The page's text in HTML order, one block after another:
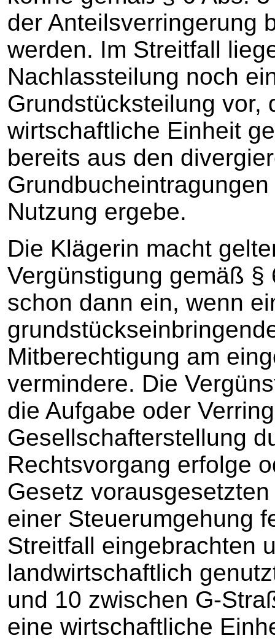
der Anteilsverringerung
werden. Im Streitfall
Nachlassteilung noch
Grundstücksteilung vor,
wirtschaftliche Einheit
bereits aus den
Nutzung ergebe.
Die Klägerin macht
Vergünstigung gemäß §
schon dann ein, wenn
Mitberechtigung am
vermindere. Die
die Aufgabe oder
Gesellschafterstellung
Rechtsvorgang erfolge
Gesetz
einer Steuerumgehung
Streitfall eingebrachten
landwirtschaftlich
und 10 zwischen G-
eine wirtschaftliche